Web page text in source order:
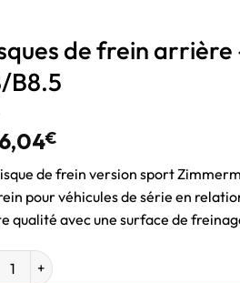
de frein arrière
B8.5
€
de frein version sport
pour véhicules de série en
qualité avec une surface de